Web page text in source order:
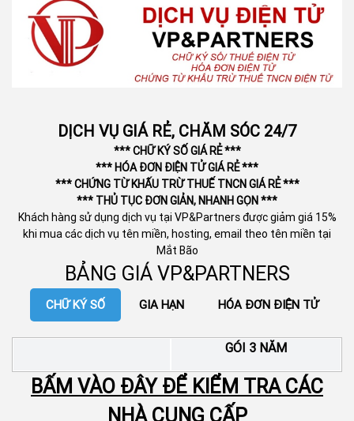
DỊCH VỤ GIÁ RẺ, CHĂM SÓC 24/7
*** CHỮ KÝ SỐ GIÁ RẺ ***
*** HÓA ĐƠN ĐIỆN TỬ GIÁ RẺ ***
*** CHỨNG TỪ KHẤU TRỪ THUẾ TNCN GIÁ RẺ ***
*** THỦ TỤC ĐƠN GIẢN, NHANH GỌN ***
Khách hàng sử dụng dịch vụ tại VP&Partners được giảm giá 15%
khi mua các dịch vụ tên miền, hosting, email theo tên miền tại
Mắt Bão
BẢNG GIÁ VP&PARTNERS
CHỮ KÝ SỐ GIA HẠN HÓA ĐƠN ĐIỆN TỬ
GÓI 3 NĂM
BẤM VÀO ĐÂY ĐỂ KIỂM TRA CÁC
NHÀ CUNG CẤP